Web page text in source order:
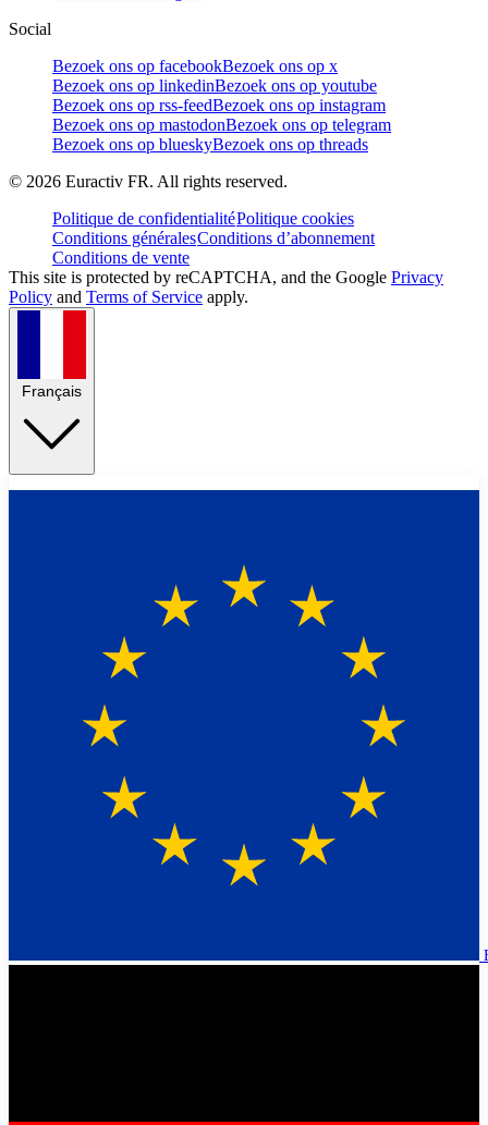
Social
Bezoek ons op facebookBezoek ons op x
Bezoek ons op linkedinBezoek ons op youtube
Bezoek ons op rss-feedBezoek ons op instagram
Bezoek ons op mastodonBezoek ons op telegram
Bezoek ons op blueskyBezoek ons op threads
© 2026 Euractiv FR. All rights reserved.
Politique de confidentialitéPolitique cookies
Conditions généralesConditions d’abonnement
Conditions de vente
This site is protected by reCAPTCHA, and the Google Privacy
Policy and Terms of Service apply.
Français